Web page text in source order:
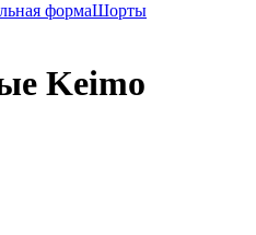
формаШорты
Keimo